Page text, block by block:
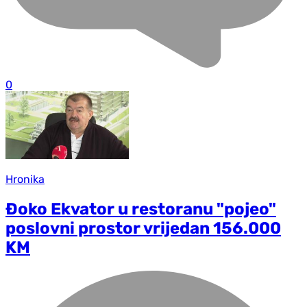
0
Hronika
Đoko Ekvator u restoranu "pojeo"
poslovni prostor vrijedan 156.000
KM